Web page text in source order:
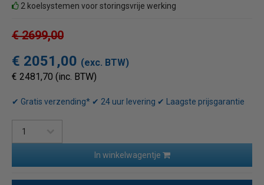
2 koelsystemen voor storingsvrije werking
€ 2699,00
€ 2051,00 (exc. BTW)
€ 2481,70 (inc. BTW)
✔ Gratis verzending* ✔ 24 uur levering ✔ Laagste prijsgarantie
In winkelwagentje